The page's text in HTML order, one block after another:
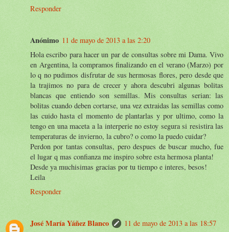
Responder
Anónimo 11 de mayo de 2013 a las 2:20
Hola escribo para hacer un par de consultas sobre mi Dama. Vivo
en Argentina, la compramos finalizando en el verano (Marzo) por
lo q no pudimos disfrutar de sus hermosas flores, pero desde que
la trajimos no para de crecer y ahora descubri algunas bolitas
blancas que entiendo son semillas. Mis consultas serian: las
bolitas cuando deben cortarse, una vez extraidas las semillas como
las cuido hasta el momento de plantarlas y por ultimo, como la
tengo en una maceta a la interperie no estoy segura si resistira las
temperaturas de invierno, la cubro? o como la puedo cuidar?
Perdon por tantas consultas, pero despues de buscar mucho, fue
el lugar q mas confianza me inspiro sobre esta hermosa planta!
Desde ya muchisimas gracias por tu tiempo e interes, besos!
Leila
Responder
José María Yáñez Blanco
11 de mayo de 2013 a las 18:57